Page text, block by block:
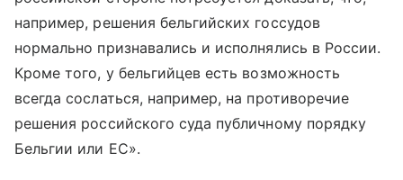
например, решения бельгийских госсудов
нормально признавались и исполнялись в России.
Кроме того, у бельгийцев есть возможность
всегда сослаться, например, на противоречие
решения российского суда публичному порядку
Бельгии или ЕС».